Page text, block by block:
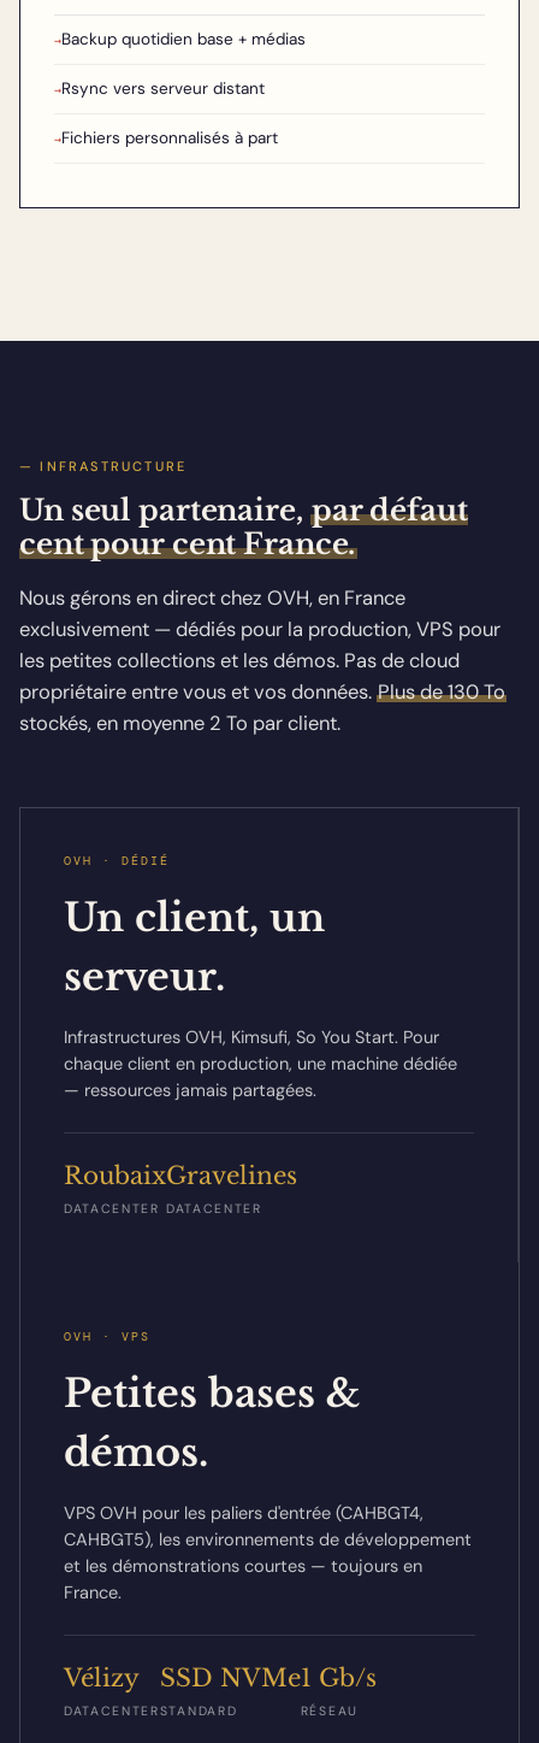
→Backup quotidien base + médias
→Rsync vers serveur distant
→Fichiers personnalisés à part
— INFRASTRUCTURE
Un seul partenaire, par défaut
cent pour cent France.
Nous gérons en direct chez OVH, en France
exclusivement — dédiés pour la production, VPS pour
les petites collections et les démos. Pas de cloud
propriétaire entre vous et vos données. Plus de 130 To
stockés, en moyenne 2 To par client.
OVH · DÉDIÉ
Un client, un
serveur.
Infrastructures OVH, Kimsufi, So You Start. Pour
chaque client en production, une machine dédiée
— ressources jamais partagées.
Roubaix
DATACENTER
Gravelines
DATACENTER
OVH · VPS
Petites bases &
démos.
VPS OVH pour les paliers d'entrée (CAHBGT4,
CAHBGT5), les environnements de développement
et les démonstrations courtes — toujours en
France.
Vélizy
DATACENTER
SSD NVMe
STANDARD
1 Gb/s
RÉSEAU